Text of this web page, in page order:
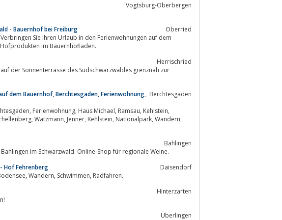
Vogtsburg-Oberbergen
- Bauernhof bei Freiburg
Oberried
Sie Ihren Urlaub in den Ferienwohnungen auf dem
im Bauernhofladen.
Herrischried
dem Bauernhof, Berchtesgaden, Ferienwohnung, Berchtesgaden
Bahlingen
im Schwarzwald. Online-Shop für regionale Weine.
Hof Fehrenberg
Daisendorf
Ferienwohnungen Hof Fehrenberg - Familienurlaub am Bodensee, Wandern, Schwimmen, Radfahren.
Hinterzarten
Überlingen